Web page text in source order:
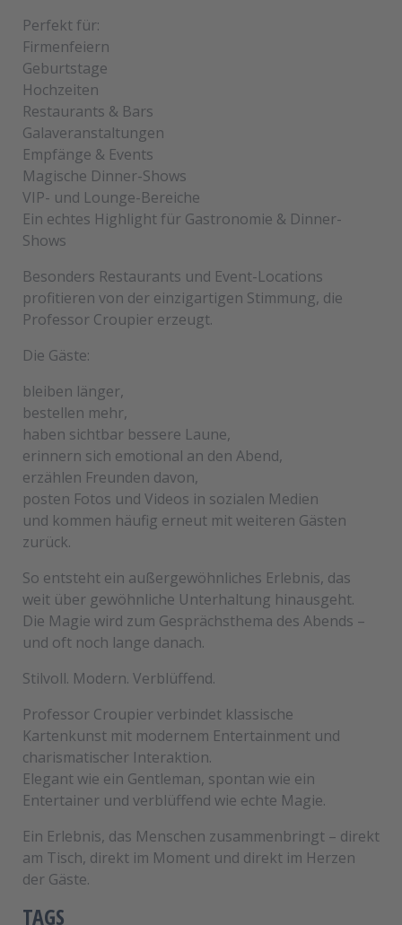
Perfekt für:
Firmenfeiern
Geburtstage
Hochzeiten
Restaurants & Bars
Galaveranstaltungen
Empfänge & Events
Magische Dinner-Shows
VIP- und Lounge-Bereiche
Ein echtes Highlight für Gastronomie & Dinner-
Shows
Besonders Restaurants und Event-Locations
profitieren von der einzigartigen Stimmung, die
Professor Croupier erzeugt.
Die Gäste:
bleiben länger,
bestellen mehr,
haben sichtbar bessere Laune,
erinnern sich emotional an den Abend,
erzählen Freunden davon,
posten Fotos und Videos in sozialen Medien
und kommen häufig erneut mit weiteren Gästen
zurück.
So entsteht ein außergewöhnliches Erlebnis, das
weit über gewöhnliche Unterhaltung hinausgeht.
Die Magie wird zum Gesprächsthema des Abends –
und oft noch lange danach.
Stilvoll. Modern. Verblüffend.
Professor Croupier verbindet klassische
Kartenkunst mit modernem Entertainment und
charismatischer Interaktion.
Elegant wie ein Gentleman, spontan wie ein
Entertainer und verblüffend wie echte Magie.
Ein Erlebnis, das Menschen zusammenbringt – direkt
am Tisch, direkt im Moment und direkt im Herzen
der Gäste.
TAGS